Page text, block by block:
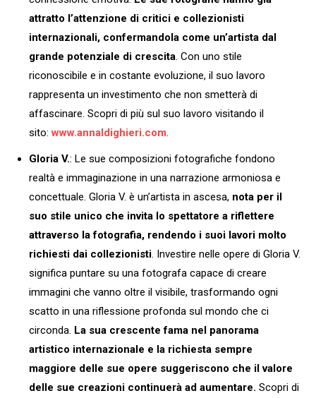
attratto l’attenzione di critici e collezionisti
internazionali, confermandola come un’artista dal
grande potenziale di crescita . Con uno stile
riconoscibile e in costante evoluzione, il suo lavoro
rappresenta un investimento che non smetterà di
affascinare. Scopri di più sul suo lavoro visitando il
sito:www.annaldighieri.com
Gloria V.: Le sue composizioni fotografiche fondono
realtà e immaginazione in una narrazione armoniosa e
concettuale. Gloria V. è un’artista in ascesa, nota per il
suo stile unico che invita lo spettatore a riflettere
attraverso la fotografia, rendendo i suoi lavori molto
richiesti dai collezionisti . Investire nelle opere di Gloria V.
significa puntare su una fotografa capace di creare
immagini che vanno oltre il visibile, trasformando ogni
scatto in una riflessione profonda sul mondo che ci
circonda. La sua crescente fama nel panorama
artistico internazionale e la richiesta sempre
maggiore delle sue opere suggeriscono che il valore
delle sue creazioni continuerà ad aumentare. Scopri di